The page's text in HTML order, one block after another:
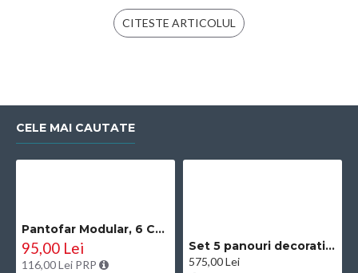
CITESTE ARTICOLUL
CELE MAI CAUTATE
Pantofar Modular, 6 Compartimente, D2660N, Negru
95,00 Lei
116,00 Lei PRP
Set 5 panouri decorative, riflaj, polimer rigid, Naimeed D5504, 270x30x0.5cm, Negru/Auriu
575,00 Lei